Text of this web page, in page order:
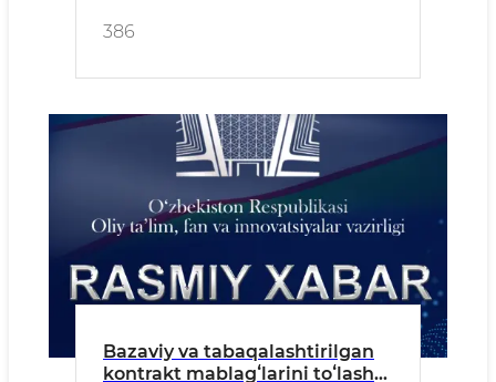
386
Bazaviy va tabaqalashtirilgan
kontrakt mablagʻlarini toʻlash